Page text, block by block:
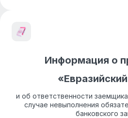
Информация о
и об ответственности
случае невыполнения
банковского